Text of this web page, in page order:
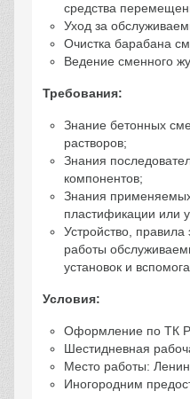
средства
Уход за
Очистка барабана
Ведение сменного
Требования:
Знание бетонных
растворов;
Знания
компонентов;
Знания
пластификации или
Устройство,
работы
установок и
Условия:
Оформление по ТК
Шестидневная
Место работы:
Иногородним